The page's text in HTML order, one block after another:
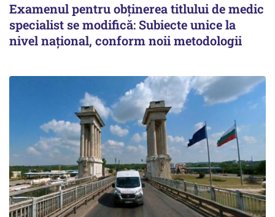
Examenul pentru obținerea titlului de medic
specialist se modifică: Subiecte unice la
nivel național, conform noii metodologii